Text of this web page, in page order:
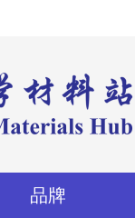
品牌